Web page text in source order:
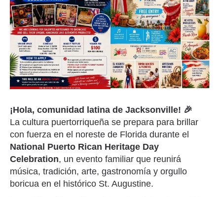
¡Hola, comunidad latina de Jacksonville! 🎉
La cultura puertorriqueña se prepara para brillar
con fuerza en el noreste de Florida durante el
National Puerto Rican Heritage Day
Celebration, un evento familiar que reunirá
música, tradición, arte, gastronomía y orgullo
boricua en el histórico St. Augustine.